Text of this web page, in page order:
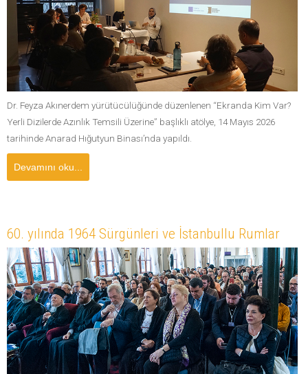
Dr. Feyza Akınerdem yürütücülüğünde düzenlenen “Ekranda Kim Var?
Yerli Dizilerde Azınlık Temsili Üzerine” başlıklı atölye, 14 Mayıs 2026
tarihinde Anarad Hığutyun Binası’nda yapıldı.
Devamını oku...
60. yılında 1964 Sürgünleri ve İstanbullu Rumlar